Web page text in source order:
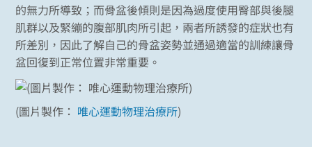
的無力所導致；而骨盆後傾則是因為過度使用臀部與後腿
肌群以及緊繃的腹部肌肉所引起，兩者所誘發的症狀也有
所差別，因此了解自己的骨盆姿勢並通過適當的訓練讓骨
盆回復到正常位置非常重要。
(圖片製作： 唯心運動物理治療所)